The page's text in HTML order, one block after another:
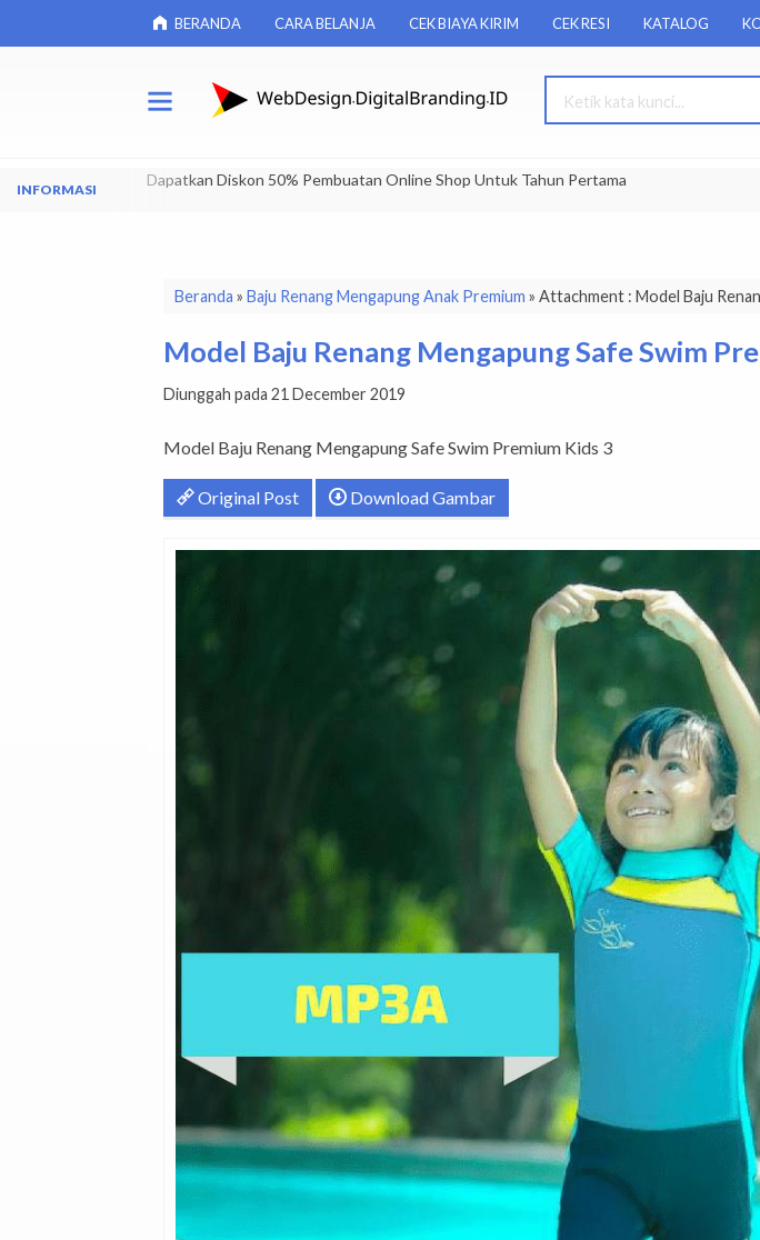
BERANDA CARA BELANJA CEK BIAYA KIRIM CEK RESI KATALOG
Dapatkan Diskon 50% Pembuatan Online Shop Untuk Tahun Pertama
Beranda » Baju Renang Mengapung Anak Premium » Attachment : Model Baju
Model Baju Renang Mengapung Safe Swim
Diunggah pada 21 December 2019
Model Baju Renang Mengapung Safe Swim Premium Kids 3
Original Post Download Gambar